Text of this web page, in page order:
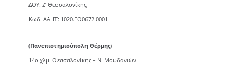
ΔΟΥ: Ζ’ Θεσσαλονίκης
Κωδ. ΑΑΗΤ: 1020.ΕΟ0672.0001
(Πανεπιστημιούπολη Θέρμης)
14ο χλμ. Θεσσαλονίκης – Ν. Μουδανιών